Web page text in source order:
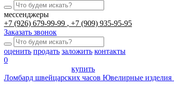
мессенджеры
+7 (926) 679-99-99
+7 (909) 935-95-95
Заказать звонок
оценить продать заложить контакты
0
купить
Ломбард швейцарских часов Ювелирные изделия